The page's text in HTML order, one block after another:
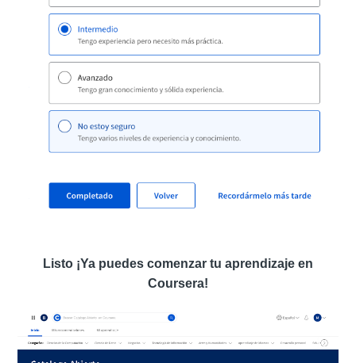
Listo ¡Ya puedes comenzar tu aprendizaje en
Coursera!